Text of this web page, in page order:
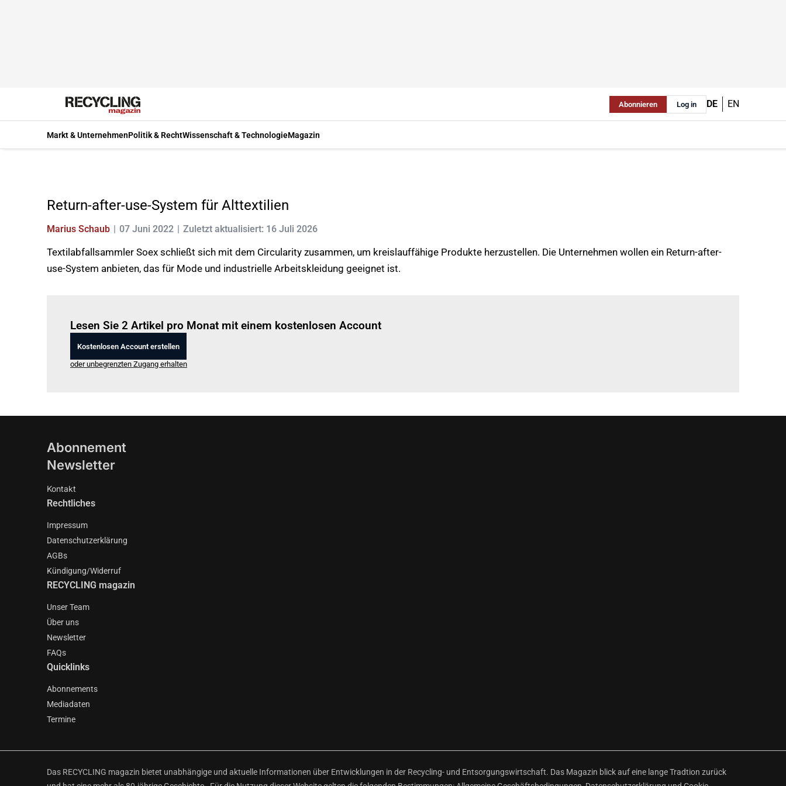
Abonnieren Log in DE EN
Markt & UnternehmenPolitik & RechtWissenschaft & TechnologieMagazin
Return-after-use-System für Alttextilien
Marius Schaub 07 Juni 2022 Zuletzt aktualisiert: 16 Juli 2026
Textilabfallsammler Soex schließt sich mit dem Circularity zusammen, um kreislauffähige Produkte herzustellen. Die Unternehmen wollen ein Return-after-
use-System anbieten, das für Mode und industrielle Arbeitskleidung geeignet ist.
Lesen Sie 2 Artikel pro Monat mit einem kostenlosen Account
Kostenlosen Account erstellen
oder unbegrenzten Zugang erhalten
Abonnement
Newsletter
Kontakt
Rechtliches
Impressum
Datenschutzerklärung
AGBs
Kündigung/Widerruf
RECYCLING magazin
Unser Team
Über uns
Newsletter
FAQs
Quicklinks
Abonnements
Mediadaten
Termine
Das RECYCLING magazin bietet unabhängige und aktuelle Informationen über Entwicklungen in der Recycling- und Entsorgungswirtschaft. Das Magazin blick auf eine lange Tradtion zurück